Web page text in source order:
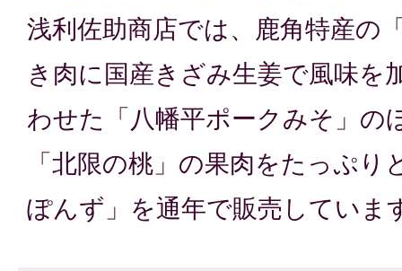
浅利佐助商店では、鹿角特産の
き肉に国産きざみ生姜で風味を
わせた「八幡平ポークみそ」の
「北限の桃」の果肉をたっぷり
ぽんず」を通年で販売していま